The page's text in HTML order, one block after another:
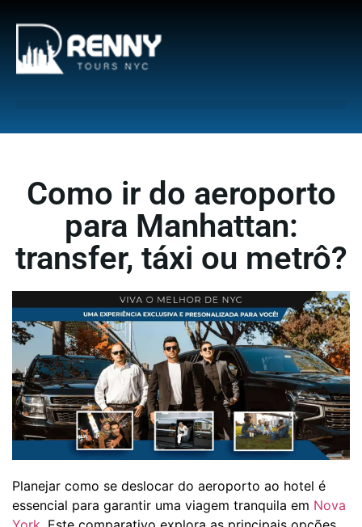
Como ir do aeroporto
para Manhattan:
transfer, táxi ou metrô?
Planejar como se deslocar do aeroporto ao hotel é
essencial para garantir uma viagem tranquila em Nova